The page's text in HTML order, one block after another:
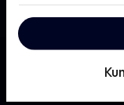
underholdende.